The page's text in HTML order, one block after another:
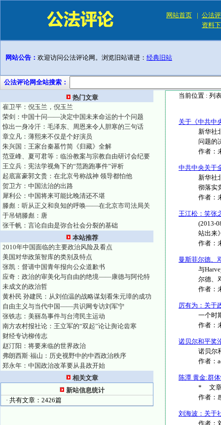
网站首页 | 公法
资料
网站公告： 欢迎访问公法评论网。浏览旧站请进： 经典旧站
公法评论网全站搜索：
热门文章
崔卫平：倪玉兰，倪玉兰
荣剑：中国十问——决定中国未来命运的十个问题
惊出一身冷汗：毛泽东、周恩来令人胆寒的三句话
章立凡：薄熙来不仅是个好演员
朱兴国：王家台秦墓竹简《归藏》全解
范亚峰、夏可君等：临汾教案与宗教自由研讨会纪要
王立兵：宪法学视角下的“范跑跑事件”评析
起底富豪郭文贵：在北京号称战神 领导都怕他
贺卫方：中国法治的出路
犀利公：中国将来可能比晚清还不堪
滕彪：听从正义和良知的呼唤——在北京市司法局关
于吊销滕彪：唐
张千帆：言论自由是弥合社会分裂的基础
本站推荐
2010年中国面临的主要政治风险及看点
美国对华政策智库的类别及特点
张凯：督请中国青年报向公众道歉书
应奇：政治的审美化与自由的绝境——康德与阿伦特
未成文的政治哲
黄朴民 孙建民：从刘伯温的战略谋划看朱元璋的成功
自由主义与当代中国——共识网专访刘军宁
张铁志：美丽岛事件与台湾民主运动
南方农村报社论：王立军的“双起”论让舆论齿寒
财经专访柳传志
赵汀阳：将要来临的世界政治
弗朗西斯·福山：历史视野中的中西政治秩序
郑永年：中国政治改革要从县政开始
相关文章
新站信息统计
· 共有文章：2426篇
当前位置 : 列
关于《中共中
新华社
问题的
作者：
中共中央关于
新华社
彻落实
作者：
王江松：笑张
(2013-
站出来
作者：
曼斯菲尔德、
与
尔德、
作者：
厉有为：关于
一个时
作者：
诺贝尔和平奖
诺贝尔
作者：
陈潭 黄金:群
* 文章
作者：
刘海波：关于
作者：